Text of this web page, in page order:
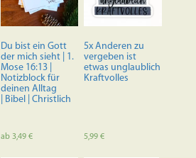
Du bist ein Gott
der mich sieht | 1.
Mose 16:13 |
Notizblock für
deinen Alltag
| Bibel | Christlich
ab 3,49 €
5x Anderen zu
vergeben ist
etwas unglaublich
Kraftvolles
5,99€